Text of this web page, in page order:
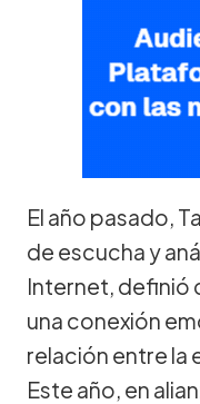
El año pasado,
de escucha y
Internet, definió
una conexión
relación entre la
Este año, en